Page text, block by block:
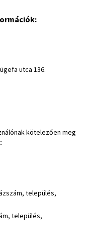
utca 136.
kötelezően meg
település,
település,